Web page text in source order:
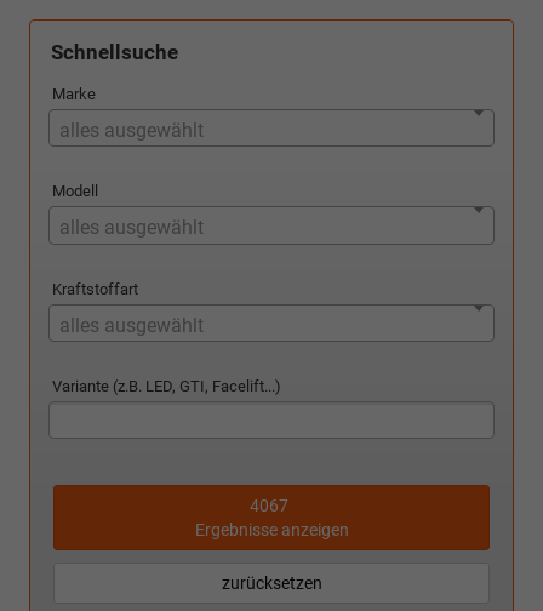
Schnellsuche
Marke
alles ausgewählt
Modell
alles ausgewählt
Kraftstoffart
alles ausgewählt
Variante (z.B. LED, GTI, Facelift...)
4067
Ergebnisse anzeigen
zurücksetzen